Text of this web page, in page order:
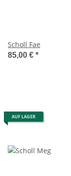
Scholl Fae
85,00 € *
AUF LAGER